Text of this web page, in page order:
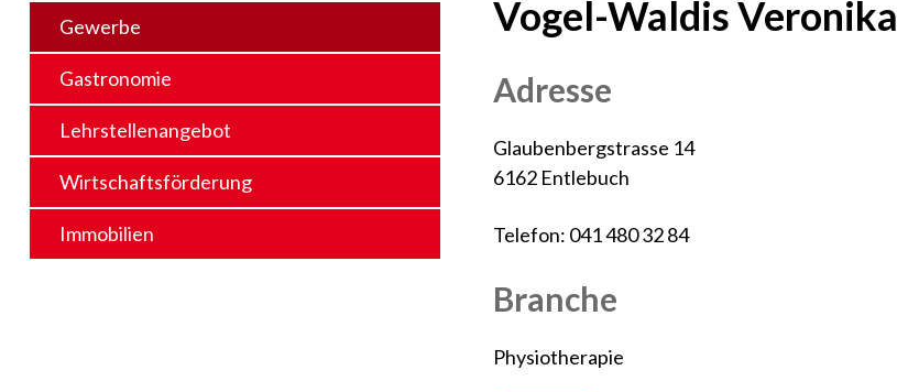
Gewerbe
Gastronomie
Lehrstellenangebot
Wirtschaftsförderung
Immobilien
Vogel-Waldis Veronika
Adresse
Glaubenbergstrasse 14
6162 Entlebuch
Telefon: 041 480 32 84
Branche
Physiotherapie